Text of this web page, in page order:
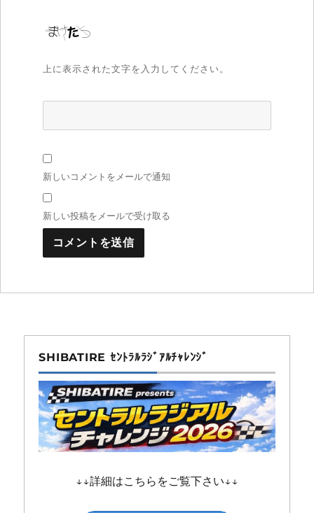
上に表示された文字を入力してください。
新しいコメントをメールで通知
新しい投稿をメールで受け取る
SHIBATIRE ｾﾝﾄﾗﾙﾗｼﾞｱﾙﾁｬﾚﾝｼﾞ
↓↓詳細はこちらをご覧下さい↓↓